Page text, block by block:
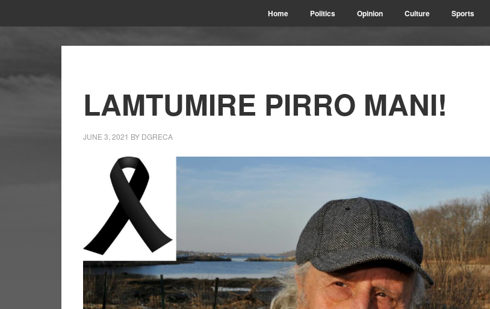
Home Politics Opinion Culture Sports
LAMTUMIRE PIRRO MANI!
JUNE 3, 2021 BY DGRECA